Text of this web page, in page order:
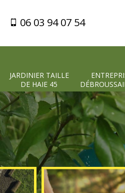
06 03 94 07 54
JARDINIER TAILLE
DE HAIE 45